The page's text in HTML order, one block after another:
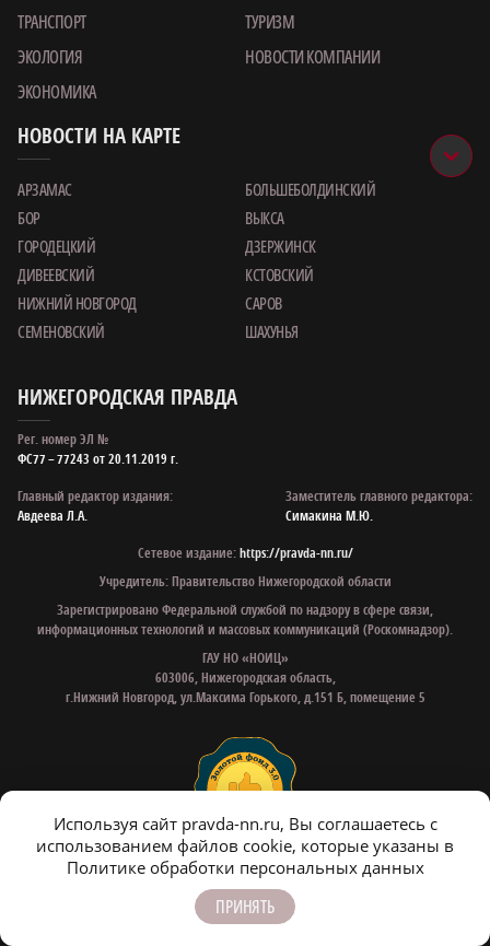
ТРАНСПОРТ
ТУРИЗМ
ЭКОЛОГИЯ
НОВОСТИ КОМПАНИИ
ЭКОНОМИКА
НОВОСТИ НА КАРТЕ
АРЗАМАС
БОЛЬШЕБОЛДИНСКИЙ
БОР
ВЫКСА
ГОРОДЕЦКИЙ
ДЗЕРЖИНСК
ДИВЕЕВСКИЙ
КСТОВСКИЙ
НИЖНИЙ НОВГОРОД
САРОВ
СЕМЕНОВСКИЙ
ШАХУНЬЯ
НИЖЕГОРОДСКАЯ ПРАВДА
Рег. номер ЭЛ №
ФС77 – 77243 от 20.11.2019 г.
Главный редактор издания:
Авдеева Л.А.
Заместитель главного редактора:
Симакина М.Ю.
Сетевое издание:https://pravda-nn.ru/
Учредитель: Правительство Нижегородской области
Зарегистрировано Федеральной службой по надзору в сфере связи,
информационных технологий и массовых коммуникаций (Роскомнадзор).
ГАУ НО «НОИЦ»
603006, Нижегородская область,
г.Нижний Новгород, ул.Максима Горького, д.151 Б, помещение 5
Все права на материалы, находящиеся
на сайте www.pravda-nn.ru, охраняются
в соответствии с законодательством РФ,
Используя сайт pravda-nn.ru, Вы соглашаетесь с
использованием файлов cookie, которые указаны в
Политике обработки персональных данных
ПРИНЯТЬ